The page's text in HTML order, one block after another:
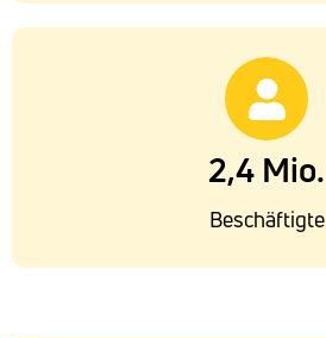
2,4 Mio.
Beschäftigte